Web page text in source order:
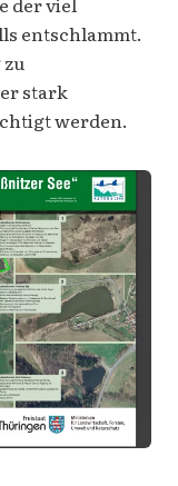
entschlammt.
stark
werden.